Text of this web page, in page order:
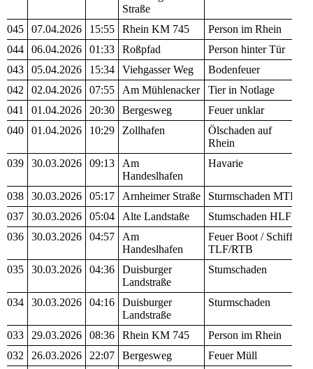
Straße
045 07.04.2026 15:55 Rhein KM 745
Person im Rhein
044
06.04.2026 01:33 Roßpfad
Person hinter Tür
043
05.04.2026 15:34 Viehgasser Weg
Bodenfeuer
042
02.04.2026 07:55 Am Mühlenacker
Tier in Notlage
041
01.04.2026 20:30 Bergesweg
Feuer unklar
040
01.04.2026 10:29 Zollhafen
Ölschaden auf
Rhein
039
30.03.2026 09:13
Am
Handeslhafen
Havarie
038 30.03.2026 05:17 Arnheimer Straße
Sturmschaden MTF
037
30.03.2026 05:04 Alte Landstaße
Stumschaden HLF
036
30.03.2026 04:57
Am
Handeslhafen
Feuer Boot / Schiff
TLF/RTB
035
30.03.2026 04:36
Duisburger
Landstraße
Stumschaden
034 30.03.2026 04:16
Duisburger
Landstraße
Sturmschaden
033 29.03.2026 08:36 Rhein KM 745
Person im Rhein
032
26.03.2026 22:07 Bergesweg
Feuer Müll